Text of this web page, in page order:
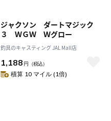
ジャクソン ダートマジック
３ ＷＧＷ Ｗグロー
釣具のキャスティング JAL Mall店
1,188 円 （税込）
積算 10 マイル (1倍)